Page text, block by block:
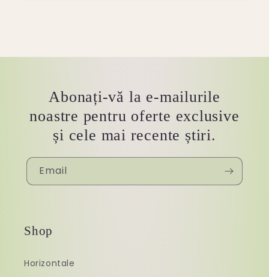
Abonați-vă la e-mailurile
noastre pentru oferte exclusive
și cele mai recente știri.
Email
Shop
Horizontale